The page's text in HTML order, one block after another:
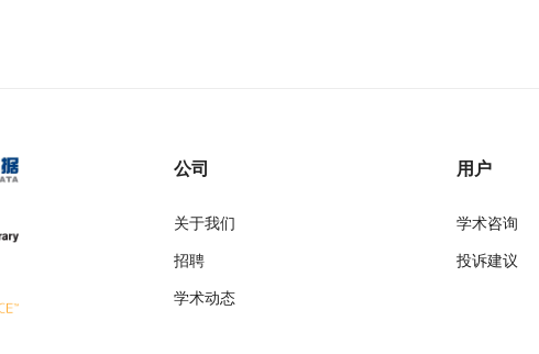
公司
关于我们
招聘
学术动态
用户
学术咨询
投诉建议